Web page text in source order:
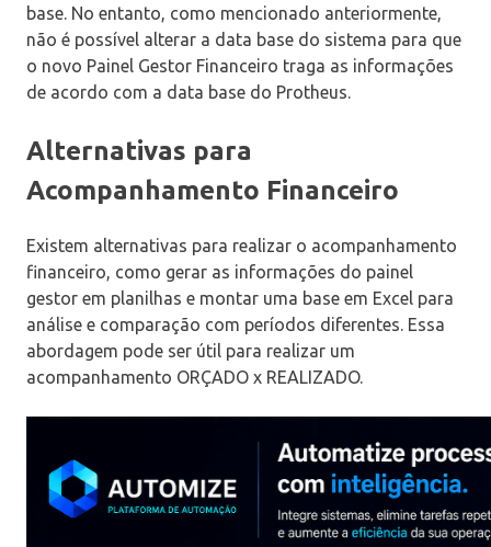
base. No entanto, como mencionado anteriormente,
não é possível alterar a data base do sistema para que
o novo Painel Gestor Financeiro traga as informações
de acordo com a data base do Protheus.
Alternativas para
Acompanhamento Financeiro
Existem alternativas para realizar o acompanhamento
financeiro, como gerar as informações do painel
gestor em planilhas e montar uma base em Excel para
análise e comparação com períodos diferentes. Essa
abordagem pode ser útil para realizar um
acompanhamento ORÇADO x REALIZADO.